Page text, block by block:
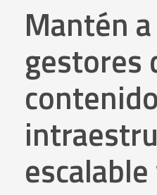
Mantén
gestores